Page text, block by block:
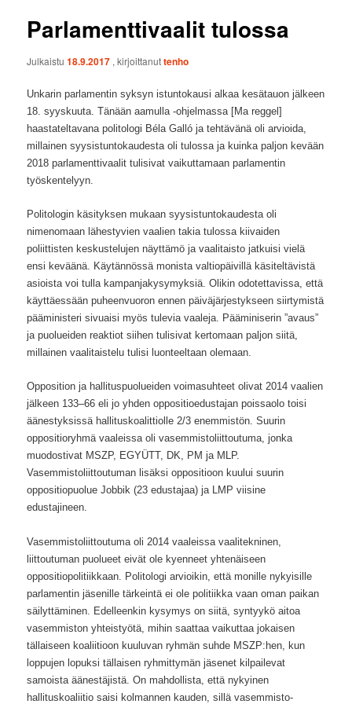
Parlamenttivaalit tulossa
Julkaistu18.9.2017 , kirjoittanuttenho
Unkarin parlamentin syksyn istuntokausi alkaa kesätauon jälkeen
18. syyskuuta. Tänään aamulla -ohjelmassa [Ma reggel]
haastateltavana politologi Béla Galló ja tehtävänä oli arvioida,
millainen syysistuntokaudesta oli tulossa ja kuinka paljon kevään
2018 parlamenttivaalit tulisivat vaikuttamaan parlamentin
työskentelyyn.
Politologin käsityksen mukaan syysistuntokaudesta oli
nimenomaan lähestyvien vaalien takia tulossa kiivaiden
poliittisten keskustelujen näyttämö ja vaalitaisto jatkuisi vielä
ensi keväänä. Käytännössä monista valtiopäivillä käsiteltävistä
asioista voi tulla kampanjakysymyksiä. Olikin odotettavissa, että
käyttäessään puheenvuoron ennen päiväjärjestykseen siirtymistä
pääministeri sivuaisi myös tulevia vaaleja. Pääminiserin ”avaus”
ja puolueiden reaktiot siihen tulisivat kertomaan paljon siitä,
millainen vaalitaistelu tulisi luonteeltaan olemaan.
Opposition ja hallituspuolueiden voimasuhteet olivat 2014 vaalien
jälkeen 133–66 eli jo yhden oppositioedustajan poissaolo toisi
äänestyksissä hallituskoalittiolle 2/3 enemmistön. Suurin
oppositioryhmä vaaleissa oli vasemmistoliittoutuma, jonka
muodostivat MSZP, EGYÜTT, DK, PM ja MLP.
Vasemmistoliittoutuman lisäksi oppositioon kuului suurin
oppositiopuolue Jobbik (23 edustajaa) ja LMP viisine
edustajineen.
Vasemmistoliittoutuma oli 2014 vaaleissa vaalitekninen,
liittoutuman puolueet eivät ole kyenneet yhtenäiseen
oppositiopolitiikkaan. Politologi arvioikin, että monille nykyisille
parlamentin jäsenille tärkeintä ei ole politiikka vaan oman paikan
säilyttäminen. Edelleenkin kysymys on siitä, syntyykö aitoa
vasemmiston yhteistyötä, mihin saattaa vaikuttaa jokaisen
tällaiseen koaliitioon kuuluvan ryhmän suhde MSZP:hen, kun
loppujen lopuksi tällaisen ryhmittymän jäsenet kilpailevat
samoista äänestäjistä. On mahdollista, että nykyinen
hallituskoaliitio saisi kolmannen kauden, sillä vasemmisto-